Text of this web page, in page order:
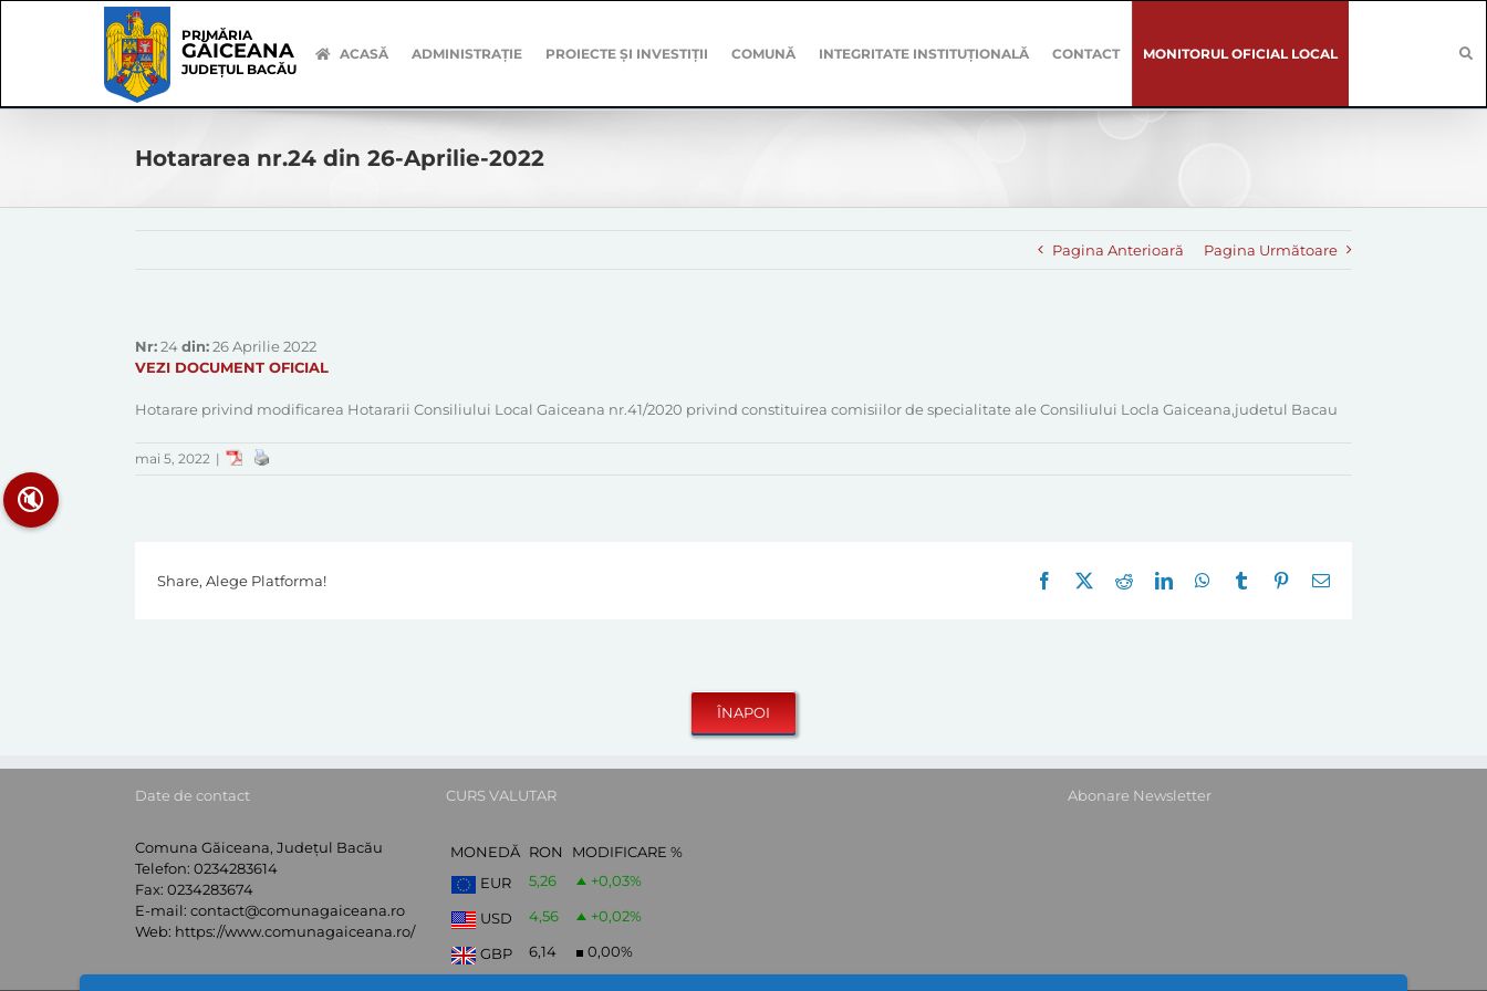
PRIMĂRIA
GĂICEANA
JUDEȚUL BACĂU
ACASĂ ADMINISTRAȚIE PROIECTE ȘI INVESTIȚII COMUNĂ INTEGRITATE INSTITUȚIONALĂ CONTACT MONITORUL OFICIAL LOCAL
Hotararea nr.24 din 26-Aprilie-2022
Pagina Anterioară Pagina Următoare
Nr:24din:26 Aprilie 2022
VEZI DOCUMENT OFICIAL
Hotarare privind modificarea Hotararii Consiliului Local Gaiceana nr.41/2020 privind constituirea comisiilor de specialitate ale Consiliului Locla Gaiceana,judetul Bacau
mai 5, 2022 |
Share, Alege Platforma! Facebook RedditLinkedInWhatsApp
Tumblr Pinterest
E-
Date de contact
Comuna Găiceana, Județul Bacău
Telefon: 0234283614
Fax: 0234283674
E-mail: contact@comunagaiceana.ro
Web: https://www.comunagaiceana.ro/
CURS VALUTAR
MONEDĂ RON
MODIFICARE %
EUR
5,26 +0,03%
USD 4,56 +0,02%
GBP 6,14 0,00%
Abonare Newsletter
🔇